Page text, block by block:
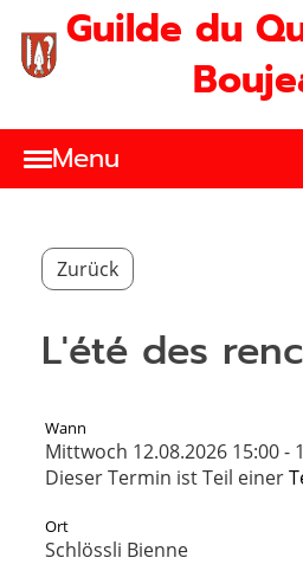
Guilde du
Menu
Zurück
L'été des
Wann
Mittwoch 12.08.2026 15:00 -
Dieser Termin ist Teil einer
Ort
Schlössli Bienne